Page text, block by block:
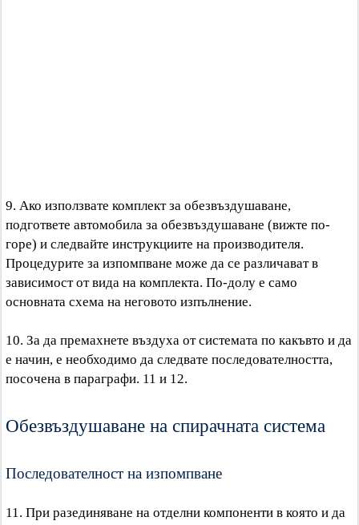
9. Ако използвате комплект за обезвъздушаване,
подгответе автомобила за обезвъздушаване (вижте по-
горе) и следвайте инструкциите на производителя.
Процедурите за изпомпване може да се различават в
зависимост от вида на комплекта. По-долу е само
основната схема на неговото изпълнение.
10. За да премахнете въздуха от системата по какъвто и да
е начин, е необходимо да следвате последователността,
посочена в параграфи. 11 и 12.
Обезвъздушаване на спирачната система
Последователност на изпомпване
11. При разединяване на отделни компоненти в която и да